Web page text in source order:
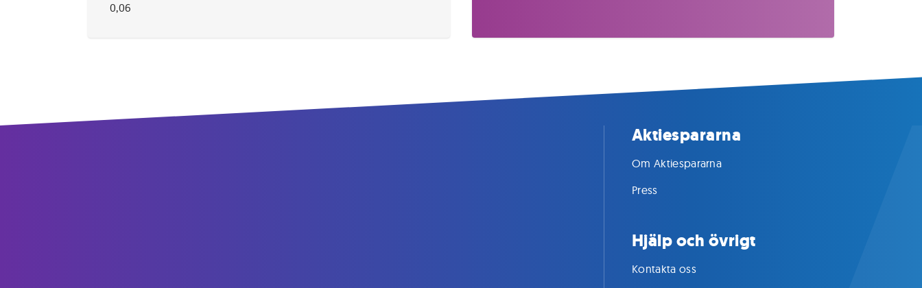
0,06
Aktiespararna
Om Aktiespararna
Press
Hjälp och övrigt
Kontakta oss